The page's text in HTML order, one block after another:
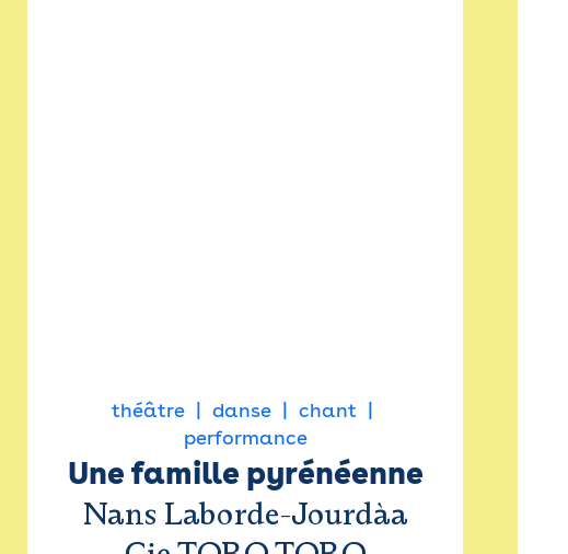
théâtre danse
chant
performance
Une famille pyrénéenne
Nans Laborde-Jourdàa